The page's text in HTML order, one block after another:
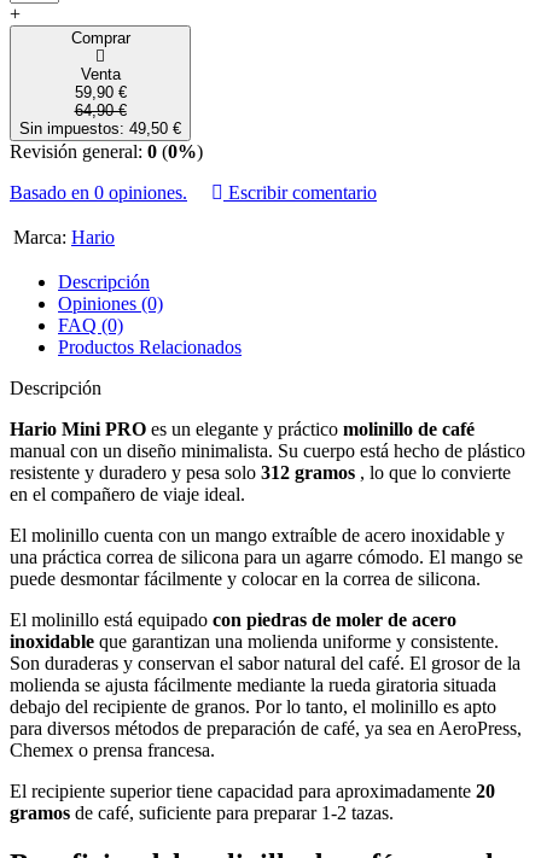
+
Comprar
Venta
59,90 €
64,90 €
Sin impuestos: 49,50 €
Revisión general: 0 (0%)
Basado en 0 opiniones.
Escribir comentario
Marca: Hario
Descripción
Opiniones (0)
FAQ (0)
Productos Relacionados
Descripción
Hario Mini PRO es un elegante y práctico molinillo de café
manual con un diseño minimalista. Su cuerpo está hecho de plástico
resistente y duradero y pesa solo 312 gramos , lo que lo convierte
en el compañero de viaje ideal.
El molinillo cuenta con un mango extraíble de acero inoxidable y
una práctica correa de silicona para un agarre cómodo. El mango se
puede desmontar fácilmente y colocar en la correa de silicona.
El molinillo está equipado con piedras de moler de acero
inoxidable que garantizan una molienda uniforme y consistente.
Son duraderas y conservan el sabor natural del café. El grosor de la
molienda se ajusta fácilmente mediante la rueda giratoria situada
debajo del recipiente de granos. Por lo tanto, el molinillo es apto
para diversos métodos de preparación de café, ya sea en AeroPress,
Chemex o prensa francesa.
El recipiente superior tiene capacidad para aproximadamente 20
gramos de café, suficiente para preparar 1-2 tazas.